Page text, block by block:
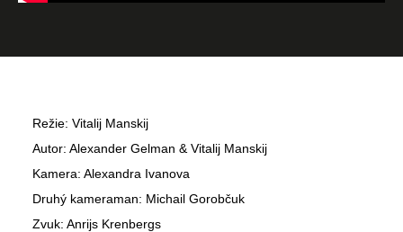
Režie: Vitalij Manskij
Autor: Alexander Gelman & Vitalij Manskij
Kamera: Alexandra Ivanova
Druhý kameraman: Michail Gorobčuk
Zvuk: Anrijs Krenbergs